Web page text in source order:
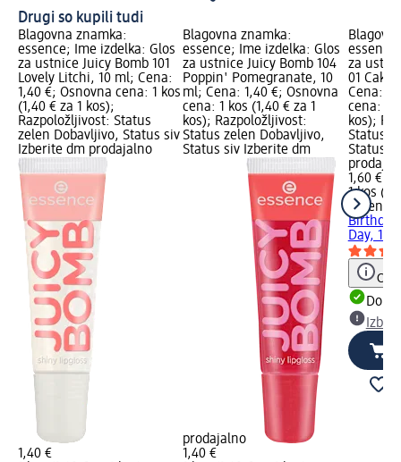
Drugi so kupili tudi
Blagovna znamka:
essence; Ime izdelka: Glos
za ustnice Juicy Bomb 101
Lovely Litchi, 10 ml; Cena:
1,40 €; Osnovna cena: 1 kos
(1,40 € za 1 kos);
Razpoložljivost: Status
zelen Dobavljivo, Status siv
Izberite dm prodajalno
1,40 €
Blagovna znamka:
essence; Ime izdelka: Glos
za ustnice Juicy Bomb 104
Poppin' Pomegranate, 10
ml; Cena: 1,40 €; Osnovna
cena: 1 kos (1,40 € za 1
kos); Razpoložljivost:
Status zelen Dobavljivo,
Status siv Izberite dm
prodajalno
1,40 €
za
01 Cake
Cena:
cena: 1
kos);
Status
Status
1,60 €
1 kos
essence
Birthday
Day, 10